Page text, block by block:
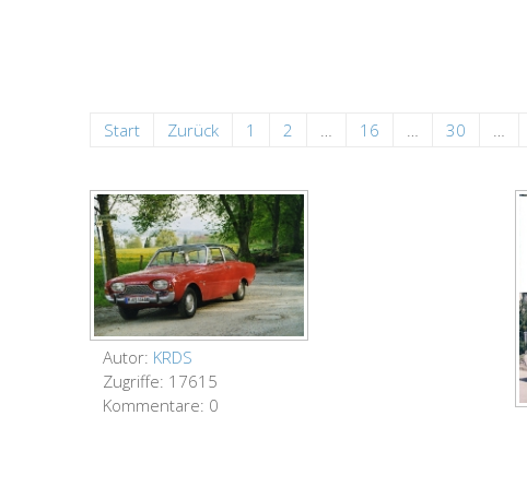
Start Zurück 1 2 … 16 … 30 …
Autor: KRDS
Zugriffe: 17615
Kommentare: 0